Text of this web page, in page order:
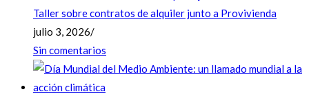
Taller sobre contratos de alquiler junto a Provivienda
julio 3, 2026/
Sin comentarios